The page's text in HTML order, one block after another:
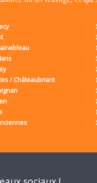
/ Châteaubriant